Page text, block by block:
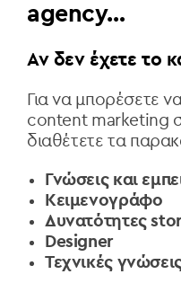
agency…
Αν δεν έχετε το
Για να μπορέσετε
content marketing
διαθέτετε τα
Γνώσεις και
Κειμενογράφο
Δυνατότητες
Designer
Τεχνικές